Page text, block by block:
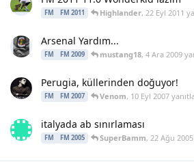
FM FM 2011 Highlander, 22 Eyl 2011
Arsenal Yardım...
FM FM 2009 mustang18, 4 Ara 2009
Perugia, küllerinden doğuyor!
FM FM 2007 Venom, 10 Eyl 2007
italyada ab sınırlaması
FM FM 2005 SuperBamm, 22 Ağu 2005